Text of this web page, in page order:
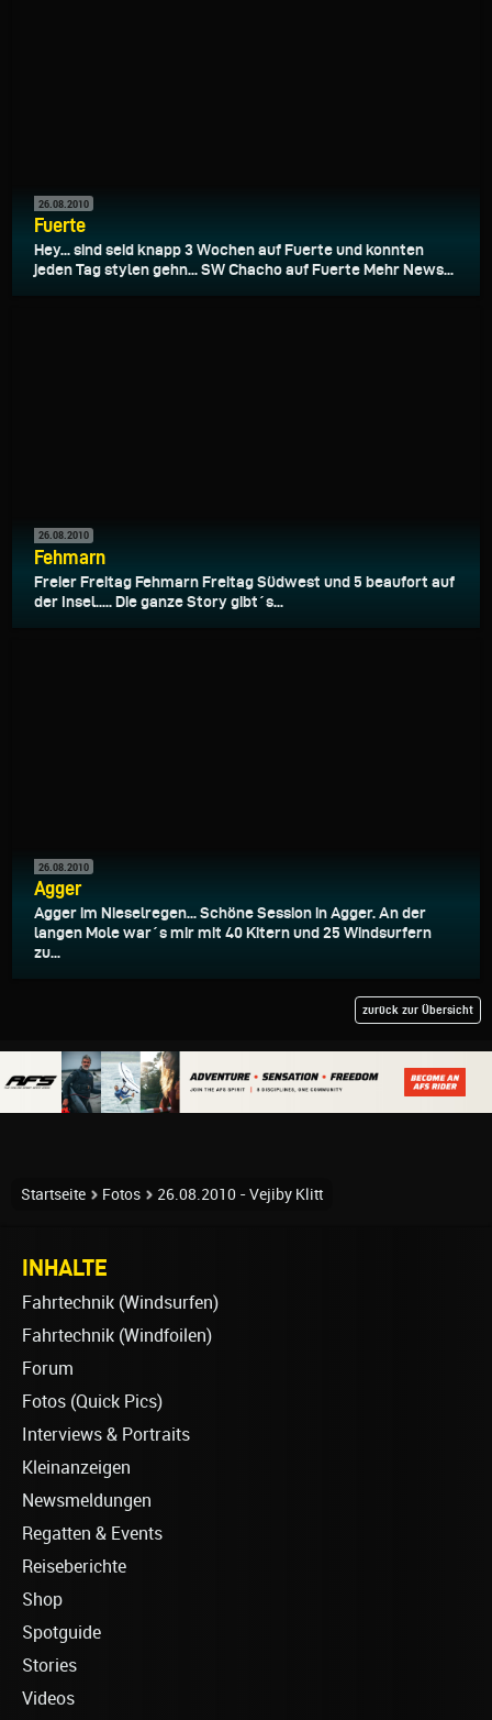
26.08.2010
Fuerte
Hey... sind seid knapp 3 Wochen auf Fuerte und konnten
jeden Tag stylen gehn... SW Chacho auf Fuerte Mehr News...
26.08.2010
Fehmarn
Freier Freitag Fehmarn Freitag Südwest und 5 beaufort auf
der Insel..... Die ganze Story gibt´s...
26.08.2010
Agger
Agger im Nieselregen... Schöne Session in Agger. An der
langen Mole war´s mir mit 40 Kitern und 25 Windsurfern
zu...
zurück zur Übersicht
Startseite Fotos 26.08.2010 - Vejiby Klitt
INHALTE
Fahrtechnik (Windsurfen)
Fahrtechnik (Windfoilen)
Forum
Fotos (Quick Pics)
Interviews & Portraits
Kleinanzeigen
Newsmeldungen
Regatten & Events
Reiseberichte
Shop
Spotguide
Stories
Videos